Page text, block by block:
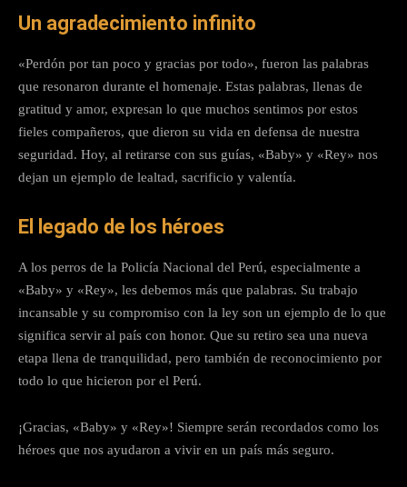
Un agradecimiento infinito
«Perdón por tan poco y gracias por todo», fueron las palabras
que resonaron durante el homenaje. Estas palabras, llenas de
gratitud y amor, expresan lo que muchos sentimos por estos
fieles compañeros, que dieron su vida en defensa de nuestra
seguridad. Hoy, al retirarse con sus guías, «Baby» y «Rey» nos
dejan un ejemplo de lealtad, sacrificio y valentía.
El legado de los héroes
A los perros de la Policía Nacional del Perú, especialmente a
«Baby» y «Rey», les debemos más que palabras. Su trabajo
incansable y su compromiso con la ley son un ejemplo de lo que
significa servir al país con honor. Que su retiro sea una nueva
etapa llena de tranquilidad, pero también de reconocimiento por
todo lo que hicieron por el Perú.
¡Gracias, «Baby» y «Rey»! Siempre serán recordados como los
héroes que nos ayudaron a vivir en un país más seguro.